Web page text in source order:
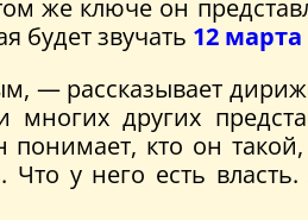
же ключе он
будет звучать 12 марта
— рассказывает
других
кто он
у него есть